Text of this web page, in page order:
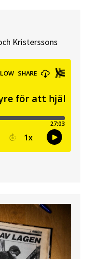
Kristerssons